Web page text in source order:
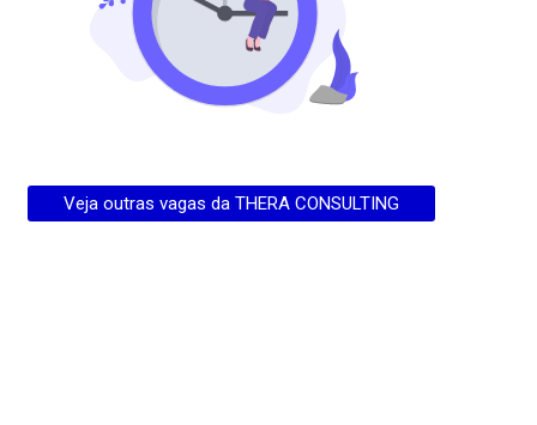
Veja outras vagas da THERA CONSULTING